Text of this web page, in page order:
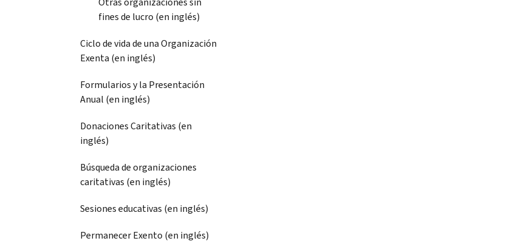
fines de lucro (en inglés)
Ciclo de vida de una Organización
Exenta (en inglés)
Formularios y la Presentación
Anual (en inglés)
Donaciones Caritativas (en
inglés)
Búsqueda de organizaciones
caritativas (en inglés)
Sesiones educativas (en inglés)
Permanecer Exento (en inglés)